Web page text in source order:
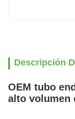
Descripción
OEM tubo
alto volumen